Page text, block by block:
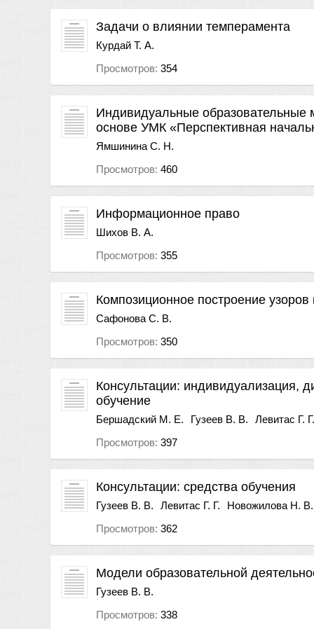
Задачи о влиянии темперамента
Курдай Т. А.
Просмотров: 354
Индивидуальные
основе УМК «Перспективная
Ямшинина С. Н.
Просмотров: 460
Информационное право
Шихов В. А.
Просмотров: 355
Композиционное построение
Сафонова С. В.
Просмотров: 350
Консультации:
обучение
Бершадский М. Е. Гузеев В. В.
Левитас Г. Г.
Просмотров: 397
Консультации: средства обучения
Гузеев В. В. Левитас Г. Г.
Новожилова Н. В.
Просмотров: 362
Модели образовательной
Гузеев В. В.
Просмотров: 338